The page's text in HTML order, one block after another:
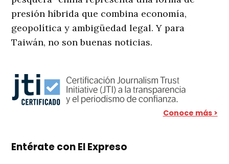
presión híbrida que combina economía,
geopolítica y ambigüedad legal. Y para
Taiwán, no son buenas noticias.
Conoce más >
Entérate con El Expreso